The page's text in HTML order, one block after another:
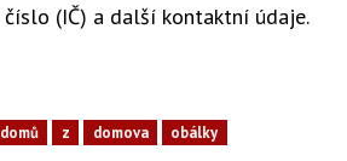
(IČ) a další kontaktní údaje.
domů z domova obálky